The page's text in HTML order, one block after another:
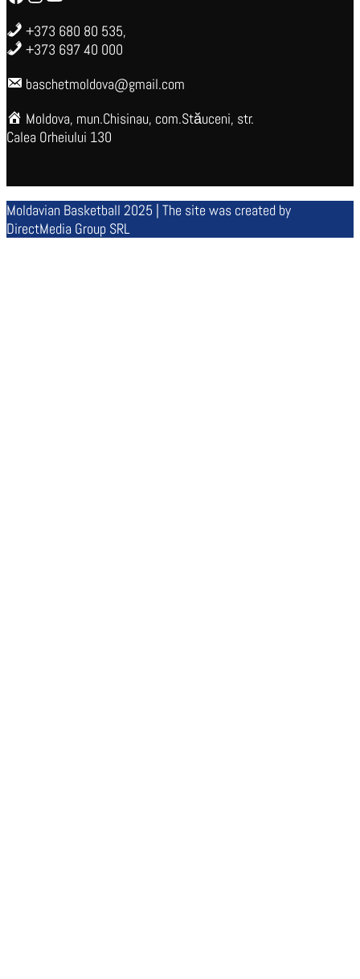
+373 680 80 535,
+373 697 40 000
baschetmoldova@gmail.com
Moldova, mun.Chisinau, com.Stăuceni, str.
Calea Orheiului 130
Moldavian Basketball 2025 | The site was created by
DirectMedia Group SRL